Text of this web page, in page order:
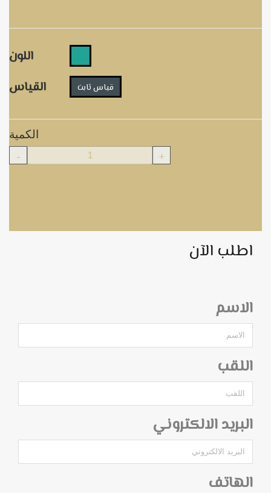
اللون
القياس
قياس ثابت
الكمية
- +
اطلب الآن
الاسم
اللقب
البريد الالكتروني
الهاتف